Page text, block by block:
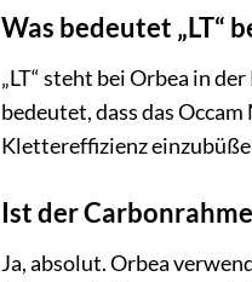
Was bedeutet „LT“
„LT“ steht bei Orbea in
bedeutet, dass das
Klettereffizienz
Ist der
Ja, absolut. Orbea